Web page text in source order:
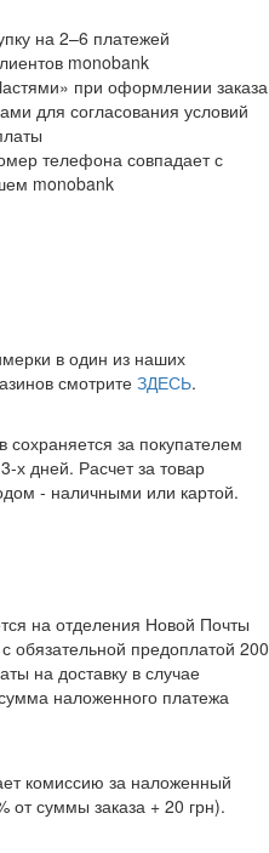
на 2–6 платежей
monobank
при оформлении заказа
для согласования условий
телефона совпадает с
monobank
в один из наших
смотрите ЗДЕСЬ.
сохраняется за покупателем
х дней. Расчет за товар
- наличными или картой.
на отделения Новой Почты
обязательной предоплатой 200
на доставку в случае
наложенного платежа
комиссию за наложенный
от суммы заказа + 20 грн).